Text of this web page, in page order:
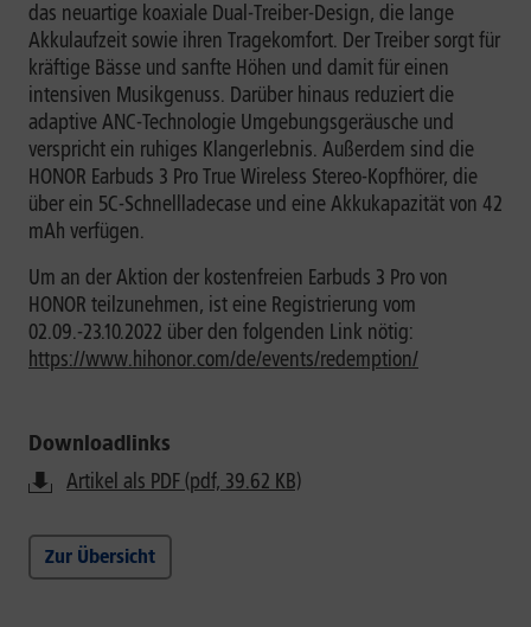
das neuartige koaxiale Dual-Treiber-Design, die lange
Akkulaufzeit sowie ihren Tragekomfort. Der Treiber sorgt für
kräftige Bässe und sanfte Höhen und damit für einen
intensiven Musikgenuss. Darüber hinaus reduziert die
adaptive ANC-Technologie Umgebungsgeräusche und
verspricht ein ruhiges Klangerlebnis. Außerdem sind die
HONOR Earbuds 3 Pro True Wireless Stereo-Kopfhörer, die
über ein 5C-Schnellladecase und eine Akkukapazität von 42
mAh verfügen.
Um an der Aktion der kostenfreien Earbuds 3 Pro von
HONOR teilzunehmen, ist eine Registrierung vom
02.09.-23.10.2022 über den folgenden Link nötig:
https://www.hihonor.com/de/events/redemption/
Downloadlinks
Artikel als PDF (pdf, 39.62 KB)
Zur Übersicht